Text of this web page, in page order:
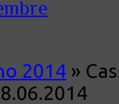
2014 »